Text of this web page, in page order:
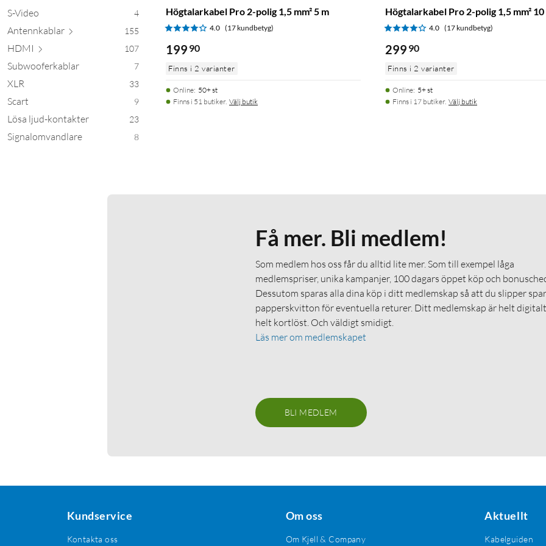
S-Video 4
Antennkablar 155
HDMI 107
Subwooferkablar 7
XLR 33
Scart 9
Lösa ljud-kontakter 23
Signalomvandlare 8
Högtalarkabel Pro 2-polig 1,5 mm² 5 m
4.0 (17 kundbetyg)
199 90
Finns i 2 varianter
Online: 50+ st
Finns i 51 butiker. Välj butik
Högtalarkabel Pro 2-polig 1,5 mm² 10
4.0 (17 kundbetyg)
299 90
Finns i 2 varianter
Online: 5+ st
Finns i 17 butiker. Välj butik
Få mer. Bli medlem!
Som medlem hos oss får du alltid lite mer. Som till exempel låga
medlemspriser, unika kampanjer, 100 dagars öppet köp och
Dessutom sparas alla dina köp i ditt medlemskap så att du slipper
papperskvitton för eventuella returer. Ditt medlemskap är helt
helt kortlöst. Och väldigt smidigt.
Läs mer om medlemskapet
BLI MEDLEM
Kundservice
Kontakta oss
Om oss
Om Kjell & Company
Aktuellt
Kabelguiden